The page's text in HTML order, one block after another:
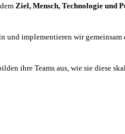
Ziel, Mensch, Technologie und
und implementieren wir gemeinsam
ihre Teams aus, wie sie diese